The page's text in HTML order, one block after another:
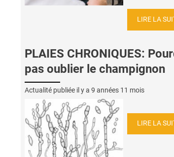
LIRE LA
PLAIES CHRONIQUES:
pas oublier le champignon
Actualité publiée il y a 9 années 11 mois
LIRE LA